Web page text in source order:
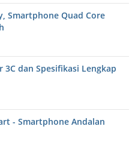
Smartphone Quad Core
3C dan Spesifikasi Lengkap
- Smartphone Andalan